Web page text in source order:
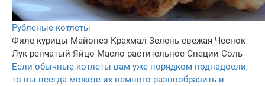
Рубленые котлеты
Филе курицы Майонез Крахмал Зелень свежая Чеснок
Лук репчатый Яйцо Масло растительное Специи Соль
Если обычные котлеты вам уже порядком поднадоели,
то вы всегда можете их немного разнообразить и